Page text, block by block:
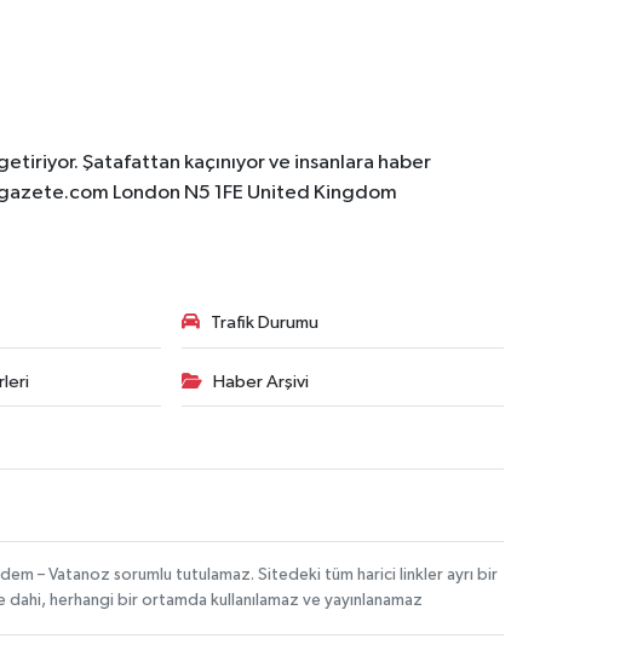
Şatafattan kaçınıyor ve insanlara haber
London N5 1FE United Kingdom
Trafik Durumu
Haber Arşivi
– Vatanoz sorumlu tutulamaz. Sitedeki tüm harici linkler ayrı bir
dahi, herhangi bir ortamda kullanılamaz ve yayınlanamaz